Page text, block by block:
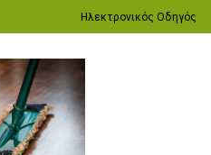
Ηλεκτρονικός Οδηγός